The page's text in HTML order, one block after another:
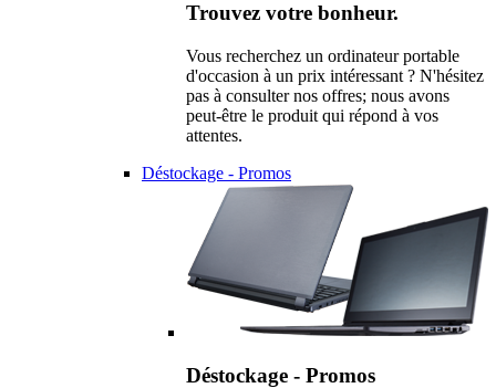
Trouvez votre bonheur.
Vous recherchez un ordinateur portable
d'occasion à un prix intéressant ? N'hésitez
pas à consulter nos offres; nous avons
peut-être le produit qui répond à vos
attentes.
Déstockage - Promos
Déstockage - Promos